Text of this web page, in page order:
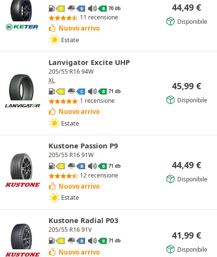
C B B 70 db
11 recensione
Nuovo arrivo
Estate
44,49 €
Disponibile
Lanvigator Excite UHP
205/55 R16 94W
XL
C C B 71 db
1 recensione
Nuovo arrivo
Estate
45,99 €
Disponibile
Kustone Passion P9
205/55 R16 91W
C B B 71 db
12 recensione
Nuovo arrivo
Estate
44,49 €
Disponibile
Kustone Radial P03
205/55 R16 91V
C B B 71 db
Nuovo arrivo
41,99 €
Disponibile